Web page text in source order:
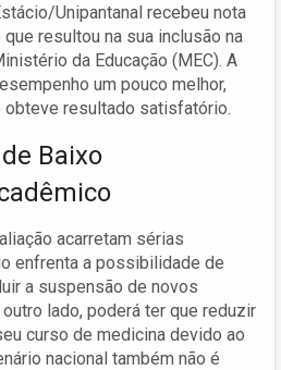
Unipantanal recebeu nota
que resultou na sua inclusão na
da Educação (MEC). A
um pouco melhor,
obteve resultado satisfatório.
Baixo
acarretam sérias
enfrenta a possibilidade de
a suspensão de novos
lado, poderá ter que reduzir
curso de medicina devido ao
nacional também não é